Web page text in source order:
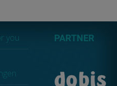
you PARTNER